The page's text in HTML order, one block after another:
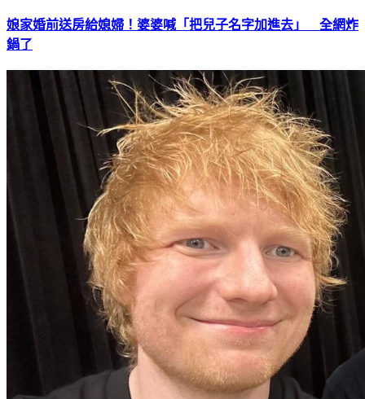
娘家婚前送房給媳婦！婆婆喊「把兒子名字加進去」 全網炸
鍋了